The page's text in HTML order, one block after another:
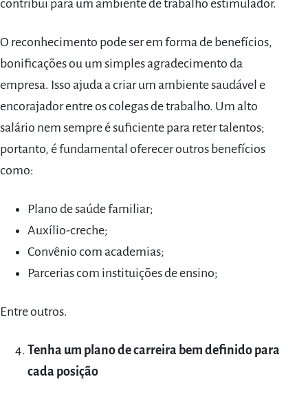
contribui para um ambiente de trabalho estimulador.
O reconhecimento pode ser em forma de benefícios,
bonificações ou um simples agradecimento da
empresa. Isso ajuda a criar um ambiente saudável e
encorajador entre os colegas de trabalho. Um alto
salário nem sempre é suficiente para reter talentos;
portanto, é fundamental oferecer outros benefícios
como:
Plano de saúde familiar;
Auxílio-creche;
Convênio com academias;
Parcerias com instituições de ensino;
Entre outros.
Tenha um plano de carreira bem definido para
cada posição